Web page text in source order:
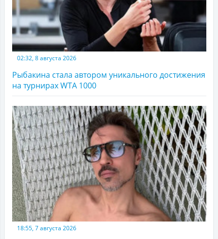
02:32, 8 августа 2026
Рыбакина стала автором уникального достижения
на турнирах WTA 1000
18:55, 7 августа 2026